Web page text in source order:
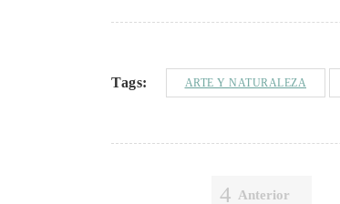
Tags: ARTE Y NATURALEZA
Anterior